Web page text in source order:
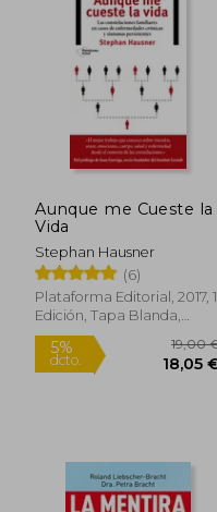
Aunque me Cueste la
Vida
Stephan Hausner
(6)
Plataforma Editorial, 2017, 1
Edición, Tapa Blanda,
Nuevo